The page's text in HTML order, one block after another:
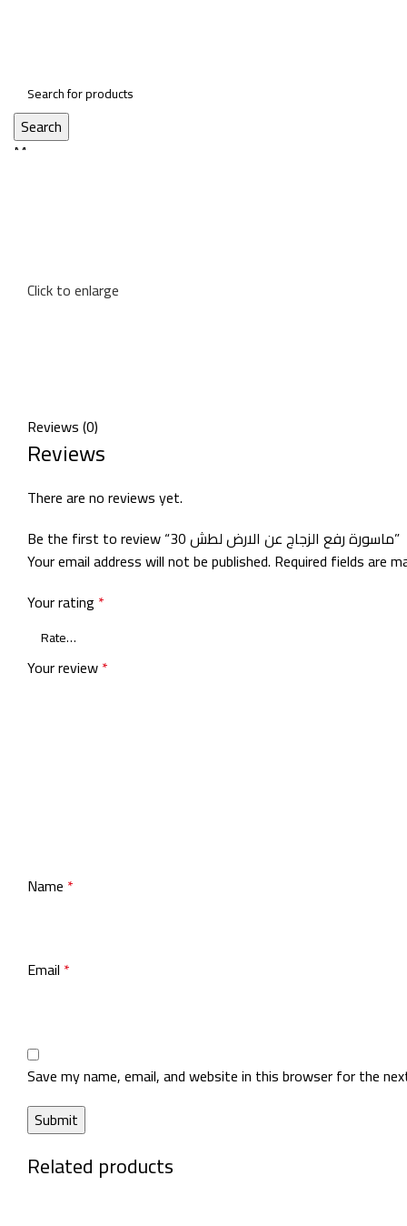
Search
Menu
Click to enlarge
Reviews (0)
Reviews
There are no reviews yet.
Be the first to review “ماسورة رفع الزجاج عن الارض لطش 30”
Your email address will not be published. Required fields are
Your rating *
Your review*
Name *
Email *
Save my name, email, and website in this browser for the
Related products